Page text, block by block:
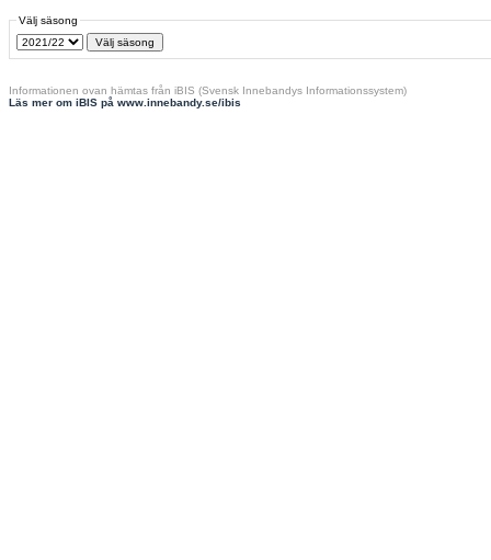
Välj säsong
Informationen ovan hämtas från iBIS (Svensk Innebandys Informationssystem)
Läs mer om iBIS på www.innebandy.se/ibis